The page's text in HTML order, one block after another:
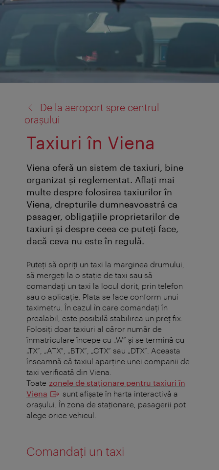
De la aeroport spre centrul
oraşului
Taxiuri în Viena
Viena oferă un sistem de taxiuri, bine
organizat și reglementat. Aflaţi mai
multe despre folosirea taxiurilor în
Viena, drepturile dumneavoastră ca
pasager, obligaţiile proprietarilor de
taxiuri şi despre ceea ce puteţi face,
dacă ceva nu este în regulă.
Puteți să opriți un taxi la marginea drumului,
să mergeți la o stație de taxi sau să
comandați un taxi la locul dorit, prin telefon
sau o aplicație. Plata se face conform unui
taximetru. În cazul în care comandaţi în
prealabil, este posibilă stabilirea un preţ fix.
Folosiți doar taxiuri al căror număr de
înmatriculare începe cu „W” și se termină cu
„TX”, „ATX”, „BTX”, „CTX” sau „DTX”. Aceasta
înseamnă că taxiul aparţine unei companii de
taxi verificată din Viena.
Toate zonele de staţionare pentru taxiuri în
Viena
sunt afișate în harta interactivă a
orașului. În zona de staţionare, pasagerii pot
alege orice vehicul.
Comandați un taxi